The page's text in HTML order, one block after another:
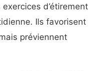
d’étirement
Ils favorisent
préviennent